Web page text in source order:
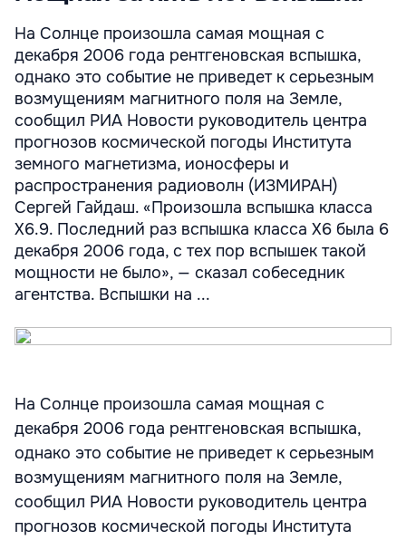
На Солнце произошла самая мощная с
декабря 2006 года рентгеновская вспышка,
однако это событие не приведет к серьезным
возмущениям магнитного поля на Земле,
сообщил РИА Новости руководитель центра
прогнозов космической погоды Института
земного магнетизма, ионосферы и
распространения радиоволн (ИЗМИРАН)
Сергей Гайдаш. «Произошла вспышка класса
X6.9. Последний раз вспышка класса X6 была 6
декабря 2006 года, с тех пор вспышек такой
мощности не было», — сказал собеседник
агентства. Вспышки на ...
На Солнце произошла самая мощная с
декабря 2006 года рентгеновская вспышка,
однако это событие не приведет к серьезным
возмущениям магнитного поля на Земле,
сообщил РИА Новости руководитель центра
прогнозов космической погоды Института